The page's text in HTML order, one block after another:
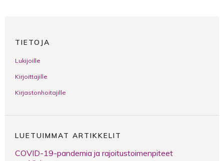
TIETOJA
Lukijoille
Kirjoittajille
Kirjastonhoitajille
LUETUIMMAT ARTIKKELIT
COVID-19-pandemia ja rajoitustoimenpiteet